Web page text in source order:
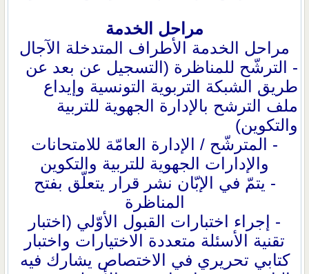
مراحل الخدمة
مراحل الخدمة
الأطراف المتدخلة
الآجال
- الترشّح للمناظرة (التسجيل عن بعد عن
طريق الشبكة التربوية التونسية وإيداع
ملف الترشح بالإدارة الجهوية للتربية
والتكوين)
- المترشّح / الإدارة العامّة للامتحانات
والإدارات الجهوية للتربية والتكوين
- يتمّ في الإبّان نشر قرار يتعلّق بفتح
المناظرة
- إجراء اختبارات القبول الأوّلي (اختبار
تقنية الأسئلة متعددة الاختيارات واختبار
كتابي تحريري في الاختصاص يشارك فيه